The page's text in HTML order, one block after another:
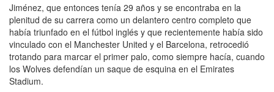
Jiménez, que entonces tenía 29 años y se encontraba en la
plenitud de su carrera como un delantero centro completo que
había triunfado en el fútbol inglés y que recientemente había sido
vinculado con el Manchester United y el Barcelona, retrocedió
trotando para marcar el primer palo, como siempre hacía, cuando
los Wolves defendían un saque de esquina en el Emirates
Stadium.